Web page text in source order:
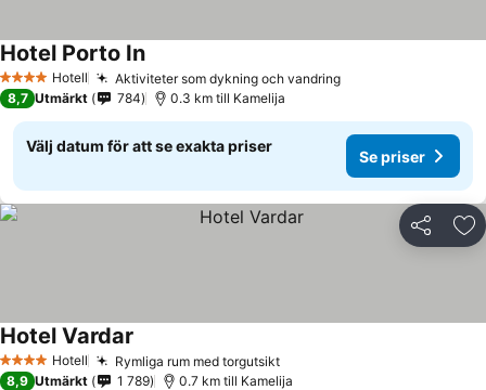
4 StjärnorHotell Aktiviteter som dykning och vandring
Hotel Porto In
8,7 Utmärkt 784 0.3 km till Kamelija
Välj datum för att se exakta priser
Se priser
Dela
4 StjärnorHotell Rymliga rum med torgutsikt
Hotel Vardar
8,9 Utmärkt 1 789 0.7 km till Kamelija